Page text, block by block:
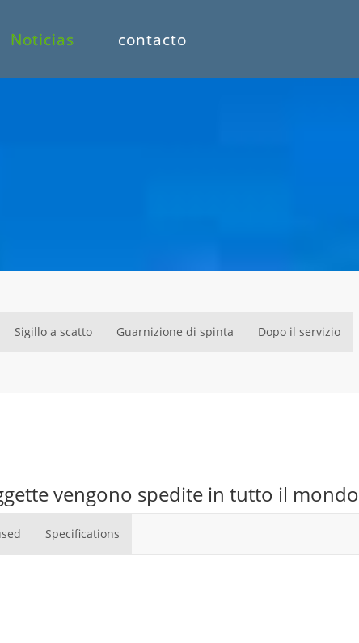
Noticias contacto
Sigillo a scatto Guarnizione di spinta Dopo il servizio
vengono spedite in tutto il mondo
Specifications